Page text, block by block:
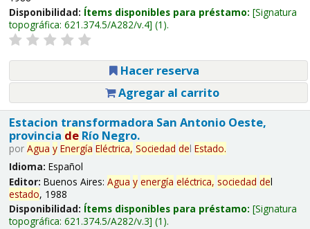
Disponibilidad: Ítems disponibles para préstamo: Signatura
topográfica: 621.374.5/A282/v.4 (1).
Hacer reserva
Agregar al carrito
Estacion transformadora San Antonio Oeste,
provincia deRío Negro.
por Agua y Energía Eléctrica, Sociedad del Estado.
Idioma: Español
Editor: Buenos Aires: Agua y energía eléctrica, sociedad del
estado, 1988
Disponibilidad: Ítems disponibles para préstamo: Signatura
topográfica: 621.374.5/A282/v.3 (1).